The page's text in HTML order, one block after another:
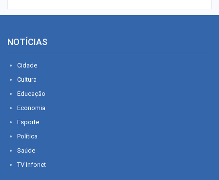
NOTÍCIAS
Cidade
Cultura
Educação
Economia
Esporte
Política
Saúde
TV Infonet